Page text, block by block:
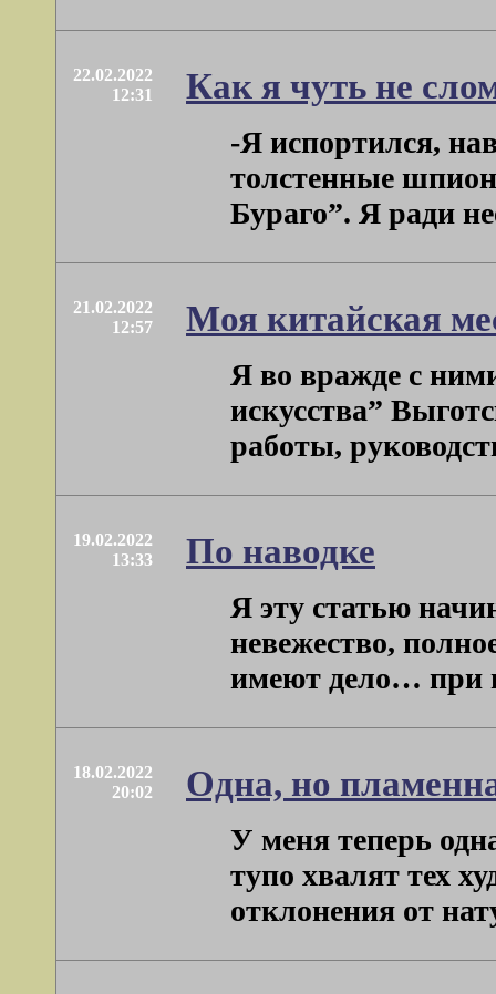
22.02.2022
12:31
Как я чуть не
-Я испортился,
толстенные
Бураго”. Я ради
21.02.2022
12:57
Моя китайская
Я во вражде с
искусства”
работы,
19.02.2022
13:33
По наводке
Я эту статью
невежество,
имеют дело… при
18.02.2022
20:02
Одна, но
У меня теперь
тупо хвалят тех
отклонения от